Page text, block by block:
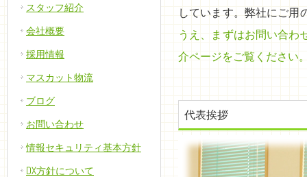
しています。弊社にご用
うえ、まずはお問い合わ
介ページをご覧ください
代表挨拶
スタッフ紹介
会社概要
採用情報
マスカット物流
ブログ
お問い合わせ
情報セキュリティ基本方針
DX方針について